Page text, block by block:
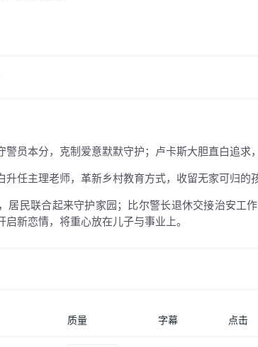
警员本分，克制爱意默默守护；卢卡斯大胆直白追求
任主理老师，革新乡村教育方式，收留无家可归的
居民联合起来守护家园；比尔警长退休交接治安工
新恋情，将重心放在儿子与事业上。
质量 字幕 点击